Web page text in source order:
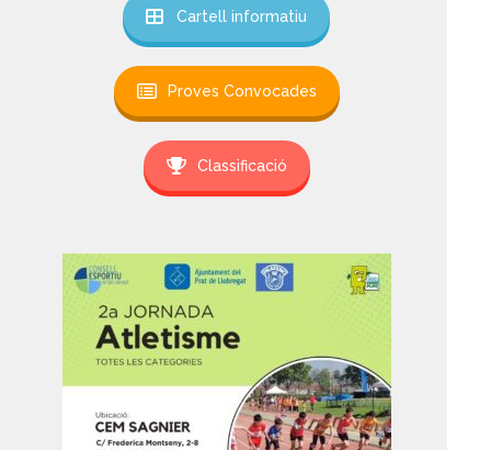
Cartell informatiu
Proves Convocades
Classificació